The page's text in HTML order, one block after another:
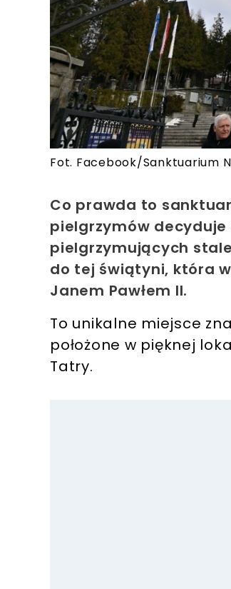
Fot. Facebook/Sanktuarium
Co prawda to
pielgrzymów decyduje
pielgrzymujących
do tej świątyni, która
Janem Pawłem II.
To unikalne miejsce
położone w pięknej
Tatry.